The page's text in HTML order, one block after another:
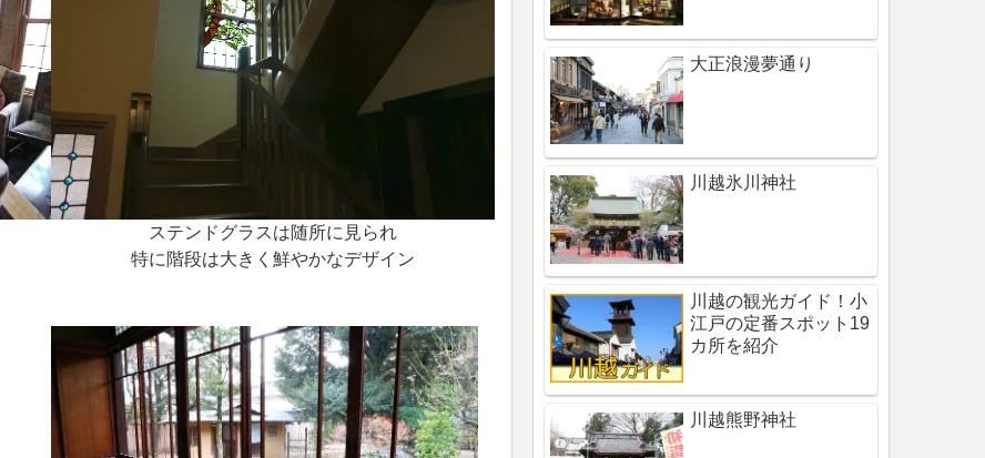
ステンドグラスは随所に見られ
特に階段は大きく鮮やかなデザイン
大正浪漫夢通り
川越氷川神社
川越の観光ガイド！小
江戸の定番スポット19
カ所を紹介
川越熊野神社